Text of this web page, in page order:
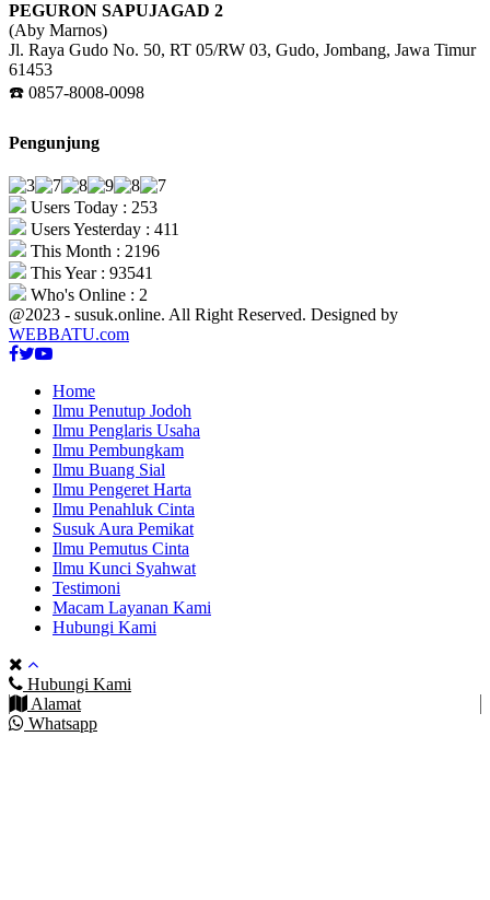
PEGURON SAPUJAGAD 2
(Aby Marnos)
Jl. Raya Gudo No. 50, RT 05/RW 03, Gudo, Jombang, Jawa Timur
61453
☎️ 0857-8008-0098
Pengunjung
Users Today : 253
Users Yesterday : 411
This Month : 2196
This Year : 93541
Who's Online : 2
@2023 - susuk.online. All Right Reserved. Designed by
WEBBATU.com
Facebook
Twitter
Youtube
Home
Ilmu Penutup Jodoh
Ilmu Penglaris Usaha
Ilmu Pembungkam
Ilmu Buang Sial
Ilmu Pengeret Harta
Ilmu Penahluk Cinta
Susuk Aura Pemikat
Ilmu Pemutus Cinta
Ilmu Kunci Syahwat
Testimoni
Macam Layanan Kami
Hubungi Kami
Hubungi Kami
Alamat
Whatsapp